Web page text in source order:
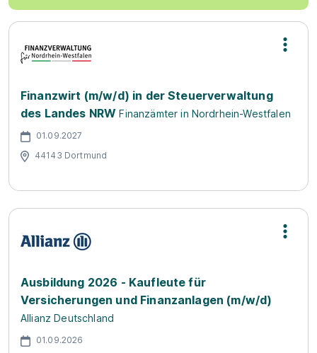
Finanzwirt (m/w/d) in der Steuerverwaltung
des Landes NRW Finanzämter in Nordrhein-Westfalen
01.09.2027
44143 Dortmund
Ausbildung 2026 - Kaufleute für
Versicherungen und Finanzanlagen (m/w/d)
Allianz Deutschland
01.09.2026